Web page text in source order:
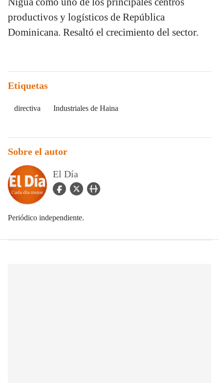
productivos y logísticos de República
Dominicana. Resaltó el crecimiento del sector.
Etiquetas
directiva Industriales de Haina
Sobre el autor
El Día
facebook Icon
twitter Iconuser_url Icon
Periódico independiente.